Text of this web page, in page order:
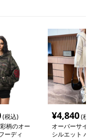
(税込)
柄のオー
ーディ
¥4,840(税
オーバーサイ
シルエット パ